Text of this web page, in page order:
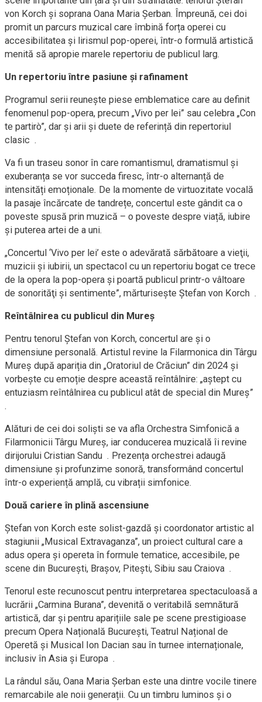
von Korch și soprana Oana Maria Șerban. Împreună, cei doi
promit un parcurs muzical care îmbină forța operei cu
accesibilitatea și lirismul pop-operei, într-o formulă artistică
menită să apropie marele repertoriu de publicul larg.
Un repertoriu între pasiune și rafinament
Programul serii reunește piese emblematice care au definit
fenomenul pop-opera, precum „Vivo per lei” sau celebra „Con
te partirò”, dar și arii și duete de referință din repertoriul
clasic .
Va fi un traseu sonor în care romantismul, dramatismul și
exuberanța se vor succeda firesc, într-o alternanță de
intensități emoționale. De la momente de virtuozitate vocală
la pasaje încărcate de tandrețe, concertul este gândit ca o
poveste spusă prin muzică – o poveste despre viață, iubire
și puterea artei de a uni.
„Concertul ‘Vivo per lei’ este o adevărată sărbătoare a vieţii,
muzicii şi iubirii, un spectacol cu un repertoriu bogat ce trece
de la opera la pop-opera şi poartă publicul printr-o vâltoare
de sonorităţi şi sentimente”, mărturisește Ștefan von Korch .
Reîntâlnirea cu publicul din Mureș
Pentru tenorul Ștefan von Korch, concertul are și o
dimensiune personală. Artistul revine la Filarmonica din Târgu
Mureș după apariția din „Oratoriul de Crăciun” din 2024 și
vorbește cu emoție despre această reîntâlnire: „aştept cu
entuziasm reîntâlnirea cu publicul atât de special din Mureş”
.
Alături de cei doi soliști se va afla Orchestra Simfonică a
Filarmonicii Târgu Mureș, iar conducerea muzicală îi revine
dirijorului Cristian Sandu . Prezența orchestrei adaugă
dimensiune și profunzime sonoră, transformând concertul
într-o experiență amplă, cu vibrații simfonice.
Două cariere în plină ascensiune
Ștefan von Korch este solist-gazdă și coordonator artistic al
stagiunii „Musical Extravaganza”, un proiect cultural care a
adus opera și opereta în formule tematice, accesibile, pe
scene din București, Brașov, Pitești, Sibiu sau Craiova .
Tenorul este recunoscut pentru interpretarea spectaculoasă a
lucrării „Carmina Burana”, devenită o veritabilă semnătură
artistică, dar și pentru aparițiile sale pe scene prestigioase
precum Opera Națională București, Teatrul Național de
Operetă și Musical Ion Dacian sau în turnee internaționale,
inclusiv în Asia și Europa .
La rândul său, Oana Maria Șerban este una dintre vocile tinere
remarcabile ale noii generații. Cu un timbru luminos și o